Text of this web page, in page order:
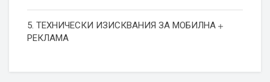
5. ТЕХНИЧЕСКИ ИЗИСКВАНИЯ ЗА МОБИЛНА
РЕКЛАМА